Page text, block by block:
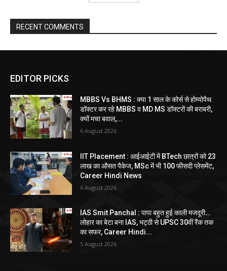
RECENT COMMENTS
EDITOR PICKS
MBBS Vs BHMS : क्या 1 साल के कोर्स से होम्योपैथ
डॉक्टर कर रहे MBBS व MD MS डॉक्टरों की बराबरी,
क्यों मचा बवाल,...
6 August 2026
IIT Placement : आईआईटी में BTech छात्रों को 23
लाख का औसत पैकेज, MSc में भी 100 फीसदी प्लेसमेंट,
Career Hindi News
6 August 2026
IAS Smit Panchal : पापा बहुत हुई काली मजदूरी…
लोहार का बेटा बना IAS, भट्ठी से UPSC 30वीं रैंक तक
का सफर, Career Hindi...
5 August 2026